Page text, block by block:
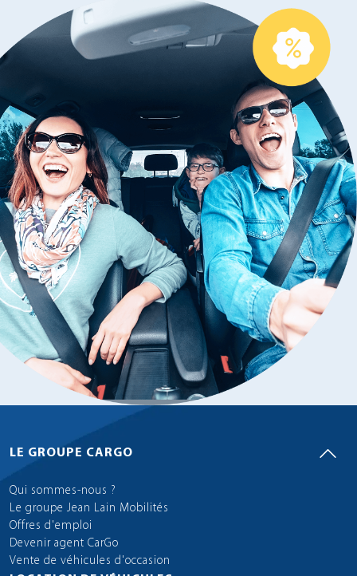
LE GROUPE CARGO
Qui sommes-nous ?
Le groupe Jean Lain Mobilités
Offres d'emploi
Devenir agent CarGo
Vente de véhicules d'occasion